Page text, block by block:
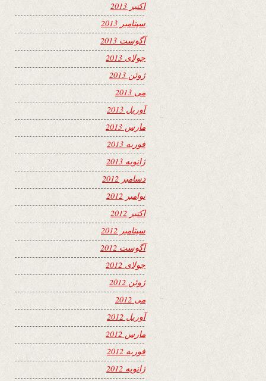
اکتبر 2013
سپتامبر 2013
آگوست 2013
جولای 2013
ژوئن 2013
می 2013
آوریل 2013
مارس 2013
فوریه 2013
ژانویه 2013
دسامبر 2012
نوامبر 2012
اکتبر 2012
سپتامبر 2012
آگوست 2012
جولای 2012
ژوئن 2012
می 2012
آوریل 2012
مارس 2012
فوریه 2012
ژانویه 2012